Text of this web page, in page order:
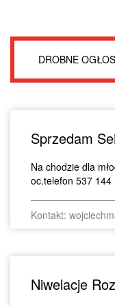
DROBNE
Sprzedam
Na chodzie dla
oc.telefon 537
Kontakt:
Niwelacje